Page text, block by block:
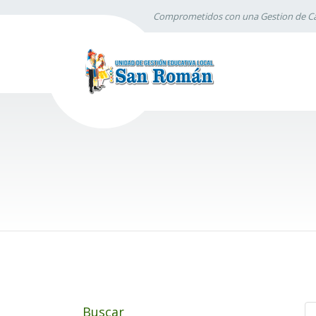
Comprometidos con una Gestion de
Buscar